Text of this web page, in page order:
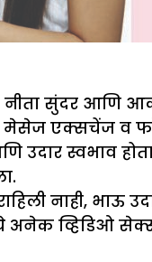
नीता सुंदर
मेसेज एक्सचेंज व
उदार स्वभाव
नाही, भाऊ
अनेक